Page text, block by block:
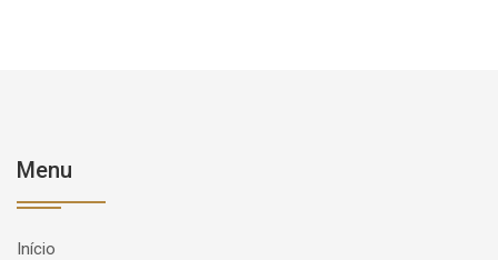
Menu
Início